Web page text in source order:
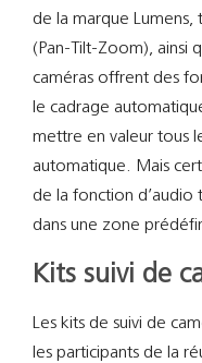
de la marque Lumens,
(Pan-Tilt-Zoom), ainsi
caméras offrent des
le cadrage
mettre en valeur tous
automatique. Mais
de la fonction d’audio
dans une zone
Kits suivi de
Les kits de suivi de
les participants de la